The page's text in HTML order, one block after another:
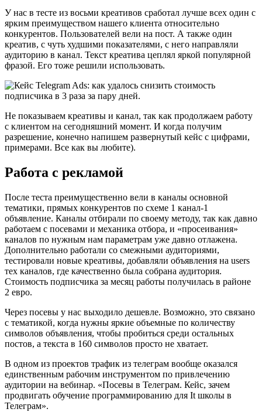
У нас в тесте из восьми креативов сработал лучше всех один с
ярким преимуществом нашего клиента относительно
конкурентов. Пользователей вели на пост. А также один
креатив, с чуть худшими показателями, с него направляли
аудиторию в канал. Текст креатива цеплял яркой популярной
фразой. Его тоже решили использовать.
Не показываем креативы и канал, так как продолжаем работу
с клиентом на сегодняшний момент. И когда получим
разрешение, конечно напишем развернутый кейс с цифрами,
примерами. Все как вы любите).
Работа с рекламой
После теста преимущественно вели в каналы основной
тематики, прямых конкурентов по схеме 1 канал-1
объявление. Каналы отбирали по своему методу, так как давно
работаем с посевами и механика отбора, и «просеивания»
каналов по нужным нам параметрам уже давно отлажена.
Дополнительно работали со смежными аудиториями,
тестировали новые креативы, добавляли объявления на users
тех каналов, где качественно была собрана аудитория.
Стоимость подписчика за месяц работы получилась в районе
2 евро.
Через посевы у нас выходило дешевле. Возможно, это связано
с тематикой, когда нужны яркие объемные по количеству
символов объявления, чтобы пробиться среди остальных
постов, а текста в 160 символов просто не хватает.
В одном из проектов трафик из телеграм вообще оказался
единственным рабочим инструментом по привлечению
аудитории на вебинар. «Посевы в Телеграм. Кейс, зачем
продвигать обучение программированию для It школы в
Телеграм».